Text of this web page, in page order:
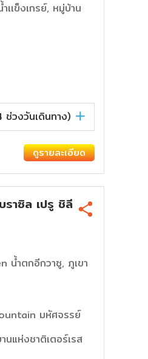
เเข็งเกรย์, หมู่บ้าน
ช่วงวันเดินทาง)
ดูรายละเอียด
าซิล เปรู ชิลี
น้ำตกอีกวาซู, ภูเขา
มหัศจรรย์
นแห่งชาติเตอร์เรส